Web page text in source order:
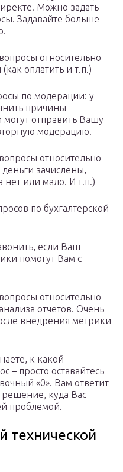
Можно задать
Задавайте больше
относительно
оплатить и т.п.)
по модерации: у
причины
отправить Вашу
модерацию.
относительно
зачислены,
нет или мало. И т.п.)
по бухгалтерской
если Ваш
помогут Вам с
относительно
отчетов. Очень
внедрения метрики
к какой
– просто оставайтесь
«0». Вам ответит
куда Вас
проблемой.
технической